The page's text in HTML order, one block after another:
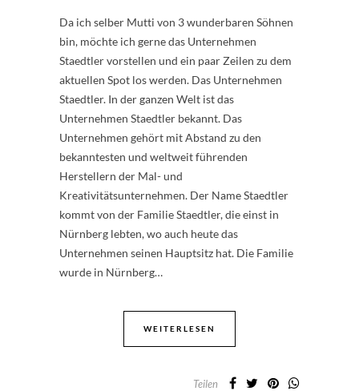
Da ich selber Mutti von 3 wunderbaren Söhnen
bin, möchte ich gerne das Unternehmen
Staedtler vorstellen und ein paar Zeilen zu dem
aktuellen Spot los werden. Das Unternehmen
Staedtler. In der ganzen Welt ist das
Unternehmen Staedtler bekannt. Das
Unternehmen gehört mit Abstand zu den
bekanntesten und weltweit führenden
Herstellern der Mal- und
Kreativitätsunternehmen. Der Name Staedtler
kommt von der Familie Staedtler, die einst in
Nürnberg lebten, wo auch heute das
Unternehmen seinen Hauptsitz hat. Die Familie
wurde in Nürnberg…
WEITERLESEN
Teilen